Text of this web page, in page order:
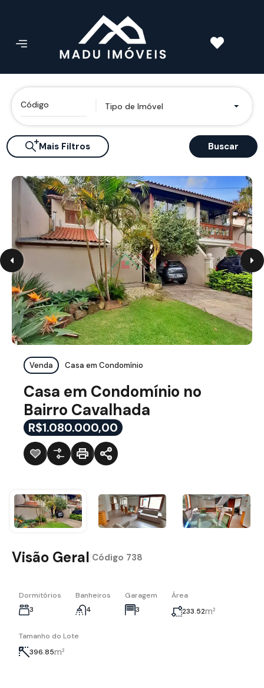
Tipo de Imóvel
Mais Filtros Buscar
Venda Casa em Condomínio
Casa em Condomínio no
Bairro Cavalhada
R$1.080.000,00
Visão Geral Código 738
Dormitórios
3
Banheiros
4
Garagem
3
Área
233.52m²
Tamanho do Lote
396.85m²